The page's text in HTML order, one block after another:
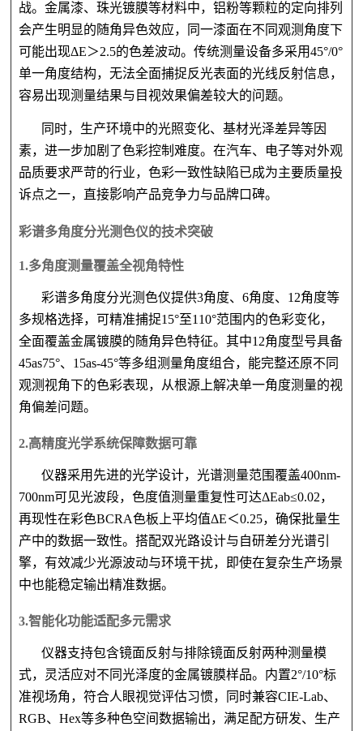
战。金属漆、珠光镀膜等材料中，铝粉等颗粒的定向排列
会产生明显的随角异色效应，同一漆面在不同观测角度下
可能出现ΔE＞2.5的色差波动。传统测量设备多采用45°/0°
单一角度结构，无法全面捕捉反光表面的光线反射信息，
容易出现测量结果与目视效果偏差较大的问题。
同时，生产环境中的光照变化、基材光泽差异等因
素，进一步加剧了色彩控制难度。在汽车、电子等对外观
品质要求严苛的行业，色彩一致性缺陷已成为主要质量投
诉点之一，直接影响产品竞争力与品牌口碑。
彩谱多角度分光测色仪的技术突破
1.多角度测量覆盖全视角特性
彩谱多角度分光测色仪提供3角度、6角度、12角度等
多规格选择，可精准捕捉15°至110°范围内的色彩变化，
全面覆盖金属镀膜的随角异色特征。其中12角度型号具备
45as75°、15as-45°等多组测量角度组合，能完整还原不同
观测视角下的色彩表现，从根源上解决单一角度测量的视
角偏差问题。
2.高精度光学系统保障数据可靠
仪器采用先进的光学设计，光谱测量范围覆盖400nm-
700nm可见光波段，色度值测量重复性可达ΔEab≤0.02，
再现性在彩色BCRA色板上平均值ΔE＜0.25，确保批量生
产中的数据一致性。搭配双光路设计与自研差分光谱引
擎，有效减少光源波动与环境干扰，即使在复杂生产场景
中也能稳定输出精准数据。
3.智能化功能适配多元需求
仪器支持包含镜面反射与排除镜面反射两种测量模
式，灵活应对不同光泽度的金属镀膜样品。内置2°/10°标
准视场角，符合人眼视觉评估习惯，同时兼容CIE-Lab、
RGB、Hex等多种色空间数据输出，满足配方研发、生产